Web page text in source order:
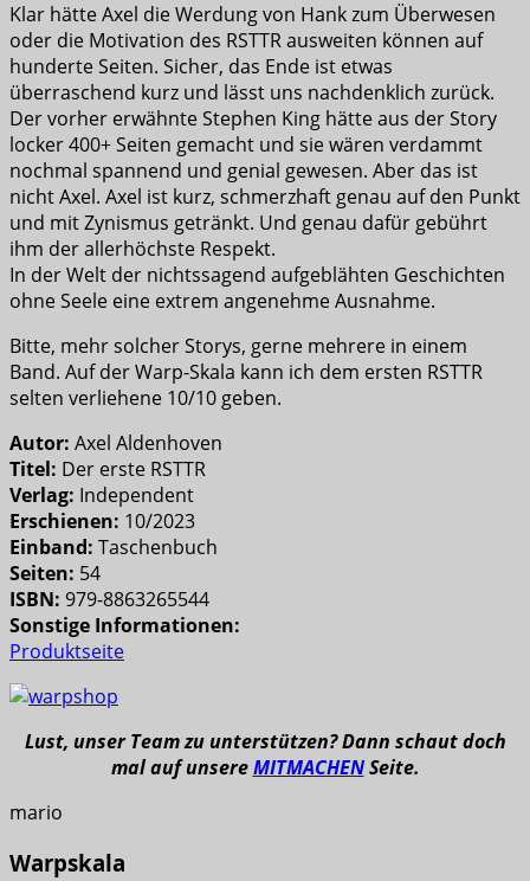
Klar hätte Axel die Werdung von Hank zum Überwesen
oder die Motivation des RSTTR ausweiten können auf
hunderte Seiten. Sicher, das Ende ist etwas
überraschend kurz und lässt uns nachdenklich zurück.
Der vorher erwähnte Stephen King hätte aus der Story
locker 400+ Seiten gemacht und sie wären verdammt
nochmal spannend und genial gewesen. Aber das ist
nicht Axel. Axel ist kurz, schmerzhaft genau auf den Punkt
und mit Zynismus getränkt. Und genau dafür gebührt
ihm der allerhöchste Respekt.
In der Welt der nichtssagend aufgeblähten Geschichten
ohne Seele eine extrem angenehme Ausnahme.
Bitte, mehr solcher Storys, gerne mehrere in einem
Band. Auf der Warp-Skala kann ich dem ersten RSTTR
selten verliehene 10/10 geben.
Autor: Axel Aldenhoven
Titel: Der erste RSTTR
Verlag: Independent
Erschienen: 10/2023
Einband: Taschenbuch
Seiten: 54
ISBN: 979-8863265544
Sonstige Informationen:
Produktseite
Lust, unser Team zu unterstützen? Dann schaut doch
mal auf unsereMITMACHENSeite.
mario
Warpskala